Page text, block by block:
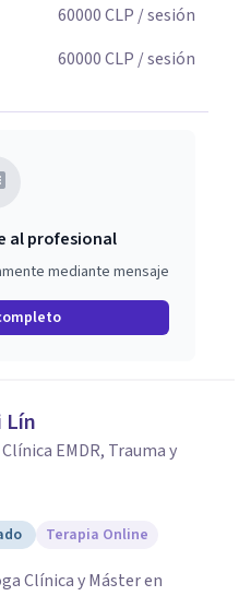
60000CLP / sesión
60000CLP / sesión
al profesional
mediante mensaje
Lín
EMDR, Trauma y
Terapia Online
Clínica y Máster en